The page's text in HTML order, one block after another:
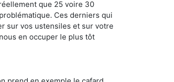
que 25 voire 30
Ces derniers qui
sur vos ustensiles et sur votre
en occuper le plus tôt